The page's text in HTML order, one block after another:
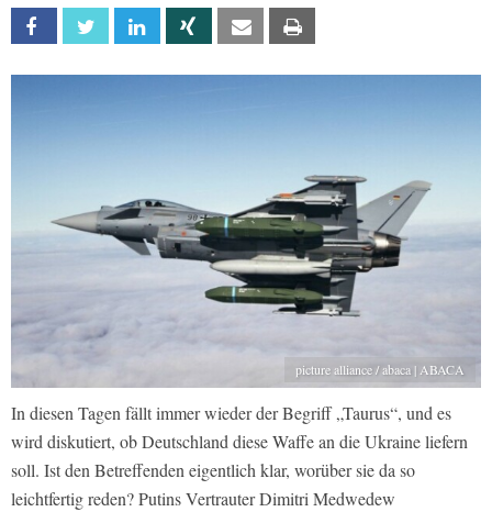
Facebook Twitter Linkedin Xing Email
picture alliance / abaca | ABACA
In diesen Tagen fällt immer wieder der Begriff „Taurus“, und es
wird diskutiert, ob Deutschland diese Waffe an die Ukraine liefern
soll. Ist den Betreffenden eigentlich klar, worüber sie da so
leichtfertig reden? Putins Vertrauter Dimitri Medwedew